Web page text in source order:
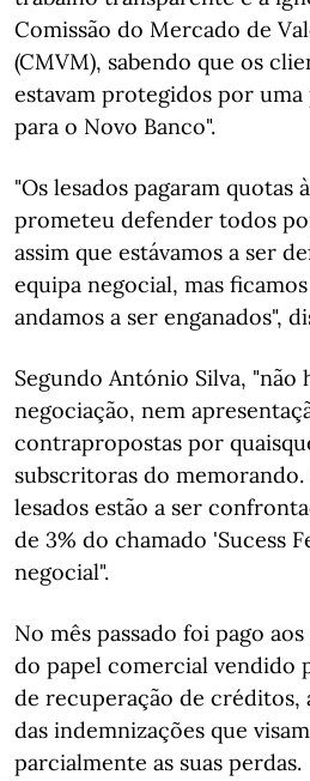
Comissão do Mercado de
(CMVM), sabendo que os
estavam protegidos por uma
para o Novo Banco".
"Os lesados pagaram quotas
prometeu defender todos
assim que estávamos a ser
equipa negocial, mas
andamos a ser enganados",
Segundo António Silva, "não
negociação, nem
contrapropostas por
subscritoras do
lesados estão a ser
de 3% do chamado 'Sucess
negocial".
No mês passado foi pago
do papel comercial vendido
de recuperação de créditos,
das indemnizações que
parcialmente as suas perdas.